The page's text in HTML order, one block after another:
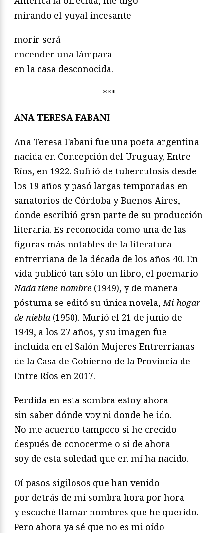
mirando el yuyal incesante
morir será
encender una lámpara
en la casa desconocida.
***
ANA TERESA FABANI
Ana Teresa Fabani fue una poeta argentina
nacida en Concepción del Uruguay, Entre
Ríos, en 1922. Sufrió de tuberculosis desde
los 19 años y pasó largas temporadas en
sanatorios de Córdoba y Buenos Aires,
donde escribió gran parte de su producción
literaria. Es reconocida como una de las
figuras más notables de la literatura
entrerriana de la década de los años 40. En
vida publicó tan sólo un libro, el poemario
Nada tiene nombre (1949), y de manera
póstuma se editó su única novela, Mi hogar
de niebla (1950). Murió el 21 de junio de
1949, a los 27 años, y su imagen fue
incluida en el Salón Mujeres Entrerrianas
de la Casa de Gobierno de la Provincia de
Entre Ríos en 2017.
Perdida en esta sombra estoy ahora
sin saber dónde voy ni donde he ido.
No me acuerdo tampoco si he crecido
después de conocerme o si de ahora
soy de esta soledad que en mí ha nacido.
Oí pasos sigilosos que han venido
por detrás de mi sombra hora por hora
y escuché llamar nombres que he querido.
Pero ahora ya sé que no es mi oído